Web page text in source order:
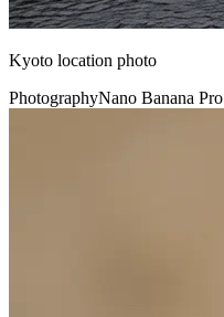
Kyoto location photo
PhotographyNano Banana Pro